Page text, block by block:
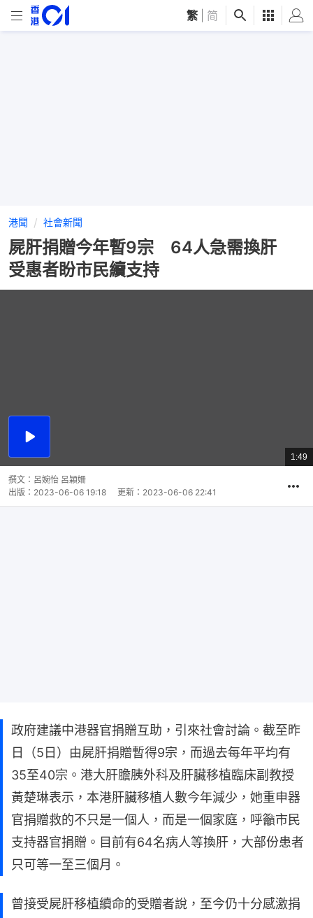
繁 简
港聞 社會新聞
屍肝捐贈今年暫9宗 64人急需換肝
受惠者盼市民續支持
播
總
共
1:49
撰文： 呂婉怡 呂穎姍
出版： 2023-06-06 19:18 更新： 2023-06-06 22:41
政府建議中港器官捐贈互助，引來社會討論。截至昨
日（5日）由屍肝捐贈暫得9宗，而過去每年平均有
35至40宗。港大肝膽胰外科及肝臟移植臨床副教授
黃楚琳表示，本港肝臟移植人數今年減少，她重申器
官捐贈救的不只是一個人，而是一個家庭，呼籲市民
支持器官捐贈。目前有64名病人等換肝，大部份患者
只可等一至三個月。
曾接受屍肝移植續命的受贈者說，至今仍十分感激捐